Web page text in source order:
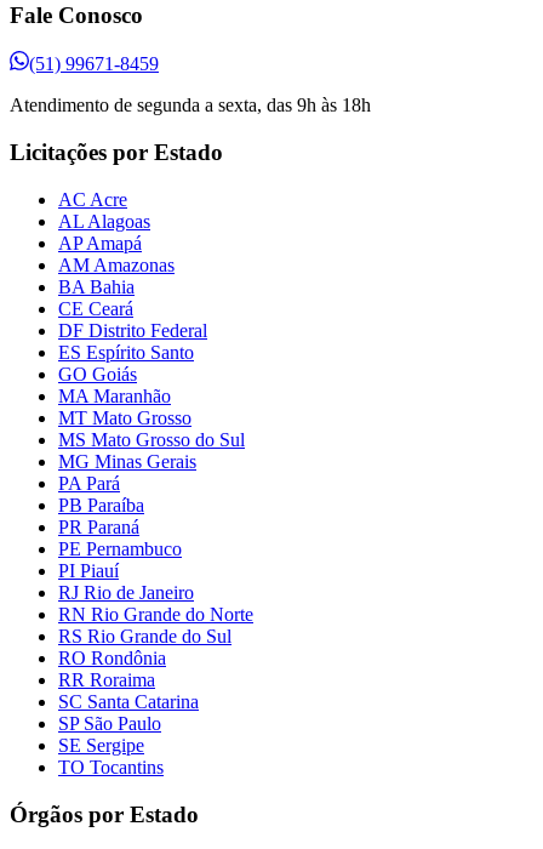
Fale Conosco
(51) 99671-8459
Atendimento de segunda a sexta, das 9h às 18h
Licitações por Estado
AC Acre
AL Alagoas
AP Amapá
AM Amazonas
BA Bahia
CE Ceará
DF Distrito Federal
ES Espírito Santo
GO Goiás
MA Maranhão
MT Mato Grosso
MS Mato Grosso do Sul
MG Minas Gerais
PA Pará
PB Paraíba
PR Paraná
PE Pernambuco
PI Piauí
RJ Rio de Janeiro
RN Rio Grande do Norte
RS Rio Grande do Sul
RO Rondônia
RR Roraima
SC Santa Catarina
SP São Paulo
SE Sergipe
TO Tocantins
Órgãos por Estado